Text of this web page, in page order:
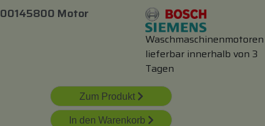
00145800 Motor
Waschmaschinenmotoren
lieferbar innerhalb von 3
Tagen
Zum Produkt
In den Warenkorb